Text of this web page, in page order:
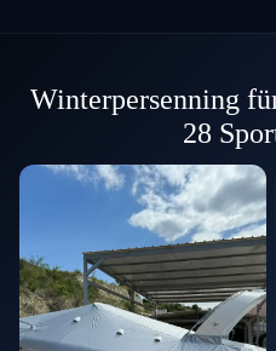
Winterpersenning
28